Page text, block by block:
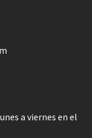
a viernes en el